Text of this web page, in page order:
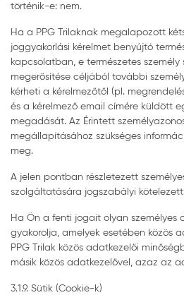
történik-e: nem.
Ha a PPG Trilaknak megalapozott
joggyakorlási kérelmet benyújtó
kapcsolatban, e természetes
megerősítése céljából további
kérheti a kérelmezőtől (pl.
és a kérelmező email címére küldött
megadását. Az Érintett
megállapításához szükséges
meg.
A jelen pontban részletezett
szolgáltatására jogszabályi
Ha Ön a fenti jogait olyan személyes
gyakorolja, amelyek esetében közös
PPG Trilak közös adatkezelői
másik közös adatkezelővel, azaz az
3.1.9. Sütik (Cookie-k)